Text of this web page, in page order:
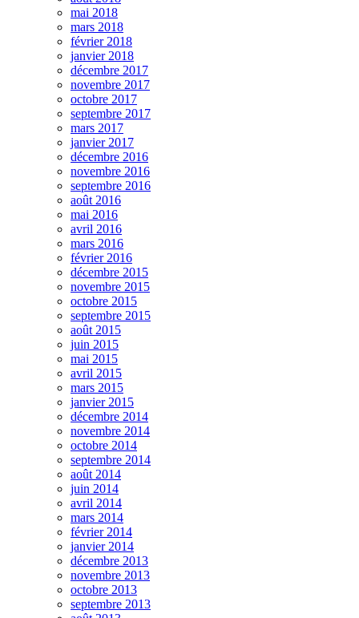
mai 2018
mars 2018
février 2018
janvier 2018
décembre 2017
novembre 2017
octobre 2017
septembre 2017
mars 2017
janvier 2017
décembre 2016
novembre 2016
septembre 2016
août 2016
mai 2016
avril 2016
mars 2016
février 2016
décembre 2015
novembre 2015
octobre 2015
septembre 2015
août 2015
juin 2015
mai 2015
avril 2015
mars 2015
janvier 2015
décembre 2014
novembre 2014
octobre 2014
septembre 2014
août 2014
juin 2014
avril 2014
mars 2014
février 2014
janvier 2014
décembre 2013
novembre 2013
octobre 2013
septembre 2013